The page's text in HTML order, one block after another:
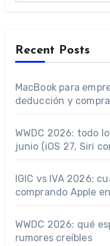
Recent Posts
MacBook para
deducción y
WWDC 2026: todo
junio (iOS 27, Siri
IGIC vs IVA 2026:
comprando Apple
WWDC 2026: qué
rumores creíbles